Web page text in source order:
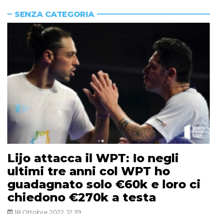
SENZA CATEGORIA
Lijo attacca il WPT: Io negli
ultimi tre anni col WPT ho
guadagnato solo €60k e loro ci
chiedono €270k a testa
18 Ottobre 2022, 12:39